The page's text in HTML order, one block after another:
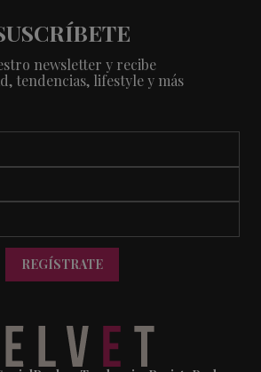
newsletter y recibe
tendencias, lifestyle y más
REGÍSTRATE